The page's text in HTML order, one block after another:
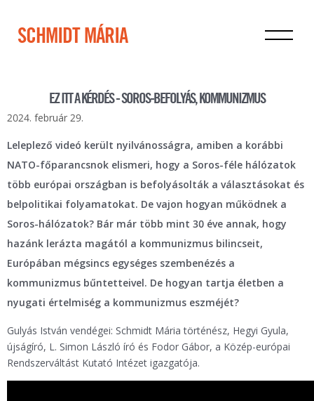
SCHMIDT MÁRIA
EZ ITT A KÉRDÉS - SOROS-BEFOLYÁS, KOMMUNIZMUS
2024. február 29.
Leleplező videó került nyilvánosságra, amiben a korábbi
NATO-főparancsnok elismeri, hogy a Soros-féle hálózatok
több európai országban is befolyásolták a választásokat és
belpolitikai folyamatokat. De vajon hogyan működnek a
Soros-hálózatok? Bár már több mint 30 éve annak, hogy
hazánk lerázta magától a kommunizmus bilincseit,
Európában mégsincs egységes szembenézés a
kommunizmus bűntetteivel. De hogyan tartja életben a
nyugati értelmiség a kommunizmus eszméjét?
Gulyás István vendégei: Schmidt Mária történész, Hegyi Gyula,
újságíró, L. Simon László író és Fodor Gábor, a Közép-európai
Rendszerváltást Kutató Intézet igazgatója.